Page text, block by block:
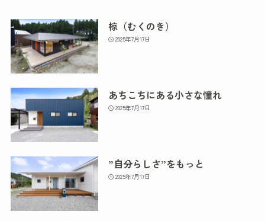
椋（むくのき）
2025年7月17日
あちこちにある小さな憧れ
2025年7月17日
”自分らしさ”をもっと
2025年7月17日